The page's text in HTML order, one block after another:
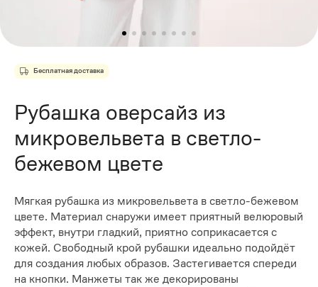
Бесплатная доставка
Рубашка оверсайз из
микровельвета в светло-
бежевом цвете
Мягкая рубашка из микровельвета в светло-бежевом
цвете. Материал снаружи имеет приятный велюровый
эффект, внутри гладкий, приятно соприкасается с
кожей. Свободный крой рубашки идеально подойдёт
для создания любых образов. Застегивается спереди
на кнопки. Манжеты так же декорированы